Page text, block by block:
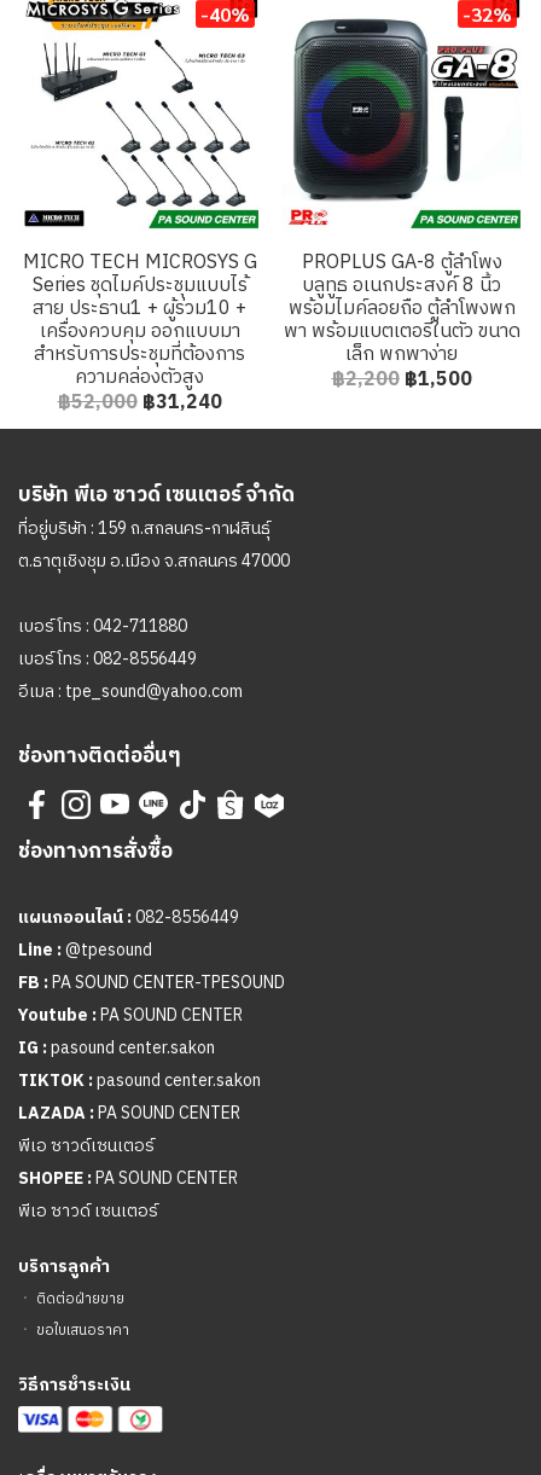
-40%
MICRO TECH MICROSYS G
Series ชุดไมค์ประชุมแบบไร้
สาย ประธาน1 + ผู้ร่วม10 +
เครื่องควบคุม ออกแบบมา
สำหรับการประชุมที่ต้องการ
ความคล่องตัวสูง
฿52,000 ฿31,240
-32%
PROPLUS GA-8 ตู้ลำโพง
บลูทูธ อเนกประสงค์ 8 นิ้ว
พร้อมไมค์ลอยถือ ตู้ลำโพงพก
พา พร้อมแบตเตอรี่ในตัว ขนาด
เล็ก พกพาง่าย
฿2,200 ฿1,500
บริษัท พีเอ ซาวด์ เซนเตอร์ จำกัด
ที่อยู่บริษัท : 159 ถ.สกลนคร-กาฬสินธุ์
ต.ธาตุเชิงชุม อ.เมือง จ.สกลนคร 47000
เบอร์โทร :042-711880
เบอร์โทร :082-8556449
อีเมล : tpe_sound@yahoo.com
ช่องทางติดต่ออื่นๆ
ช่องทางการสั่งซื้อ
แผนกออนไลน์ :082-8556449
Line :@tpesound
FB :PA SOUND CENTER-TPESOUND
Youtube :PA SOUND CENTER
IG :pasound center.sakon
TIKTOK :pasound center.sakon
LAZADA :PA SOUND CENTER
พีเอ ซาวด์เซนเตอร์
SHOPEE :PA SOUND CENTER
พีเอ ซาวด์ เซนเตอร์
บริการลูกค้า
ㆍ ติดต่อฝ่ายขาย
ㆍ ขอใบเสนอราคา
วิธีการชำระเงิน